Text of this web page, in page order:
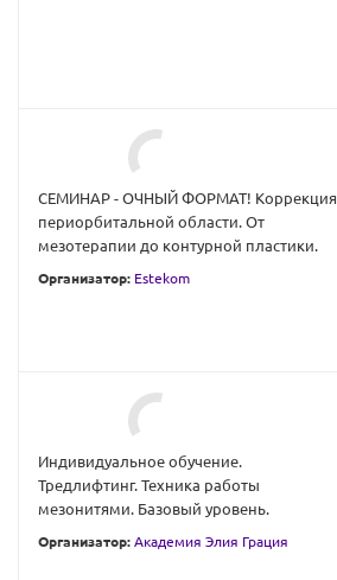
СЕМИНАР - ОЧНЫЙ ФОРМАТ! Коррекция
периорбитальной области. От
мезотерапии до контурной пластики.
Организатор: Estekom
Индивидуальное обучение.
Тредлифтинг. Техника работы
мезонитями. Базовый уровень.
Организатор: Академия Элия Грация